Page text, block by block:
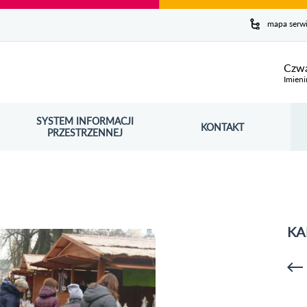
mapa
SYSTEM INFORMACJI
PRZESTRZENNEJ
OTWORZY SIĘ W NOWYM OKNIE KONTAKT